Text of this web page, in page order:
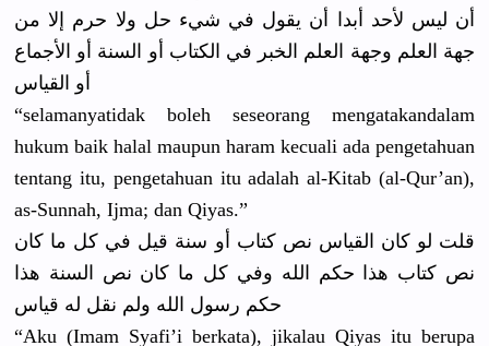
أن ليس لأحد أبدا أن يقول في شيء حل ولا حرم إلا من
جهة العلم وجهة العلم الخبر في الكتاب أو السنة أو الأجماع
أو القياس
“selamanyatidak boleh seseorang mengatakandalam
hukum baik halal maupun haram kecuali ada pengetahuan
tentang itu, pengetahuan itu adalah al-Kitab (al-Qur’an),
as-Sunnah, Ijma; dan Qiyas.”
قلت لو كان القياس نص كتاب أو سنة قيل في كل ما كان
نص كتاب هذا حكم الله وفي كل ما كان نص السنة هذا
حكم رسول الله ولم نقل له قياس
“Aku (Imam Syafi’i berkata), jikalau Qiyas itu berupa